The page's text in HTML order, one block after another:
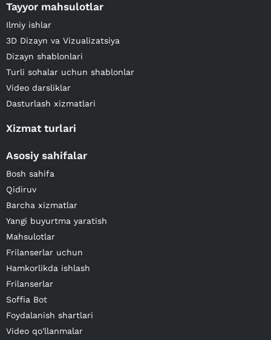
Tayyor mahsulotlar
Ilmiy ishlar
3D Dizayn va Vizualizatsiya
Dizayn shablonlari
Turli sohalar uchun shablonlar
Video darsliklar
Dasturlash xizmatlari
Xizmat turlari
Asosiy sahifalar
Bosh sahifa
Qidiruv
Barcha xizmatlar
Yangi buyurtma yaratish
Mahsulotlar
Frilanserlar uchun
Hamkorlikda ishlash
Frilanserlar
Soffia Bot
Foydalanish shartlari
Video qo'llanmalar